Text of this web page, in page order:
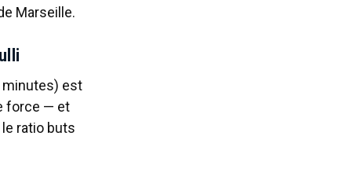
Marseille.
minutes) est
force — et
ratio buts